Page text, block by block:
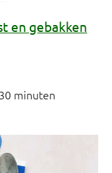
en gebakken
minuten